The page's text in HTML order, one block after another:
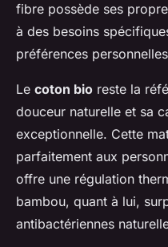
fibre possède ses
à des besoins
préférences
Le coton bio reste la
douceur naturelle et sa
exceptionnelle. Cette
parfaitement aux
offre une régulation
bambou, quant à lui,
antibactériennes